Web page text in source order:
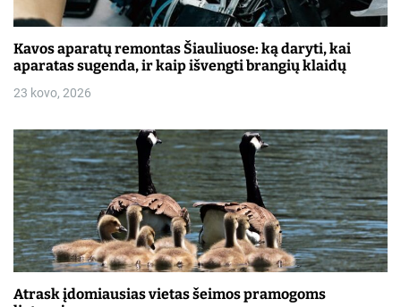
r
a
š
ų
Kavos aparatų remontas Šiauliuose: ką daryti, kai
aparatas sugenda, ir kaip išvengti brangių klaidų
23 kovo, 2026
Atrask įdomiausias vietas šeimos pramogoms